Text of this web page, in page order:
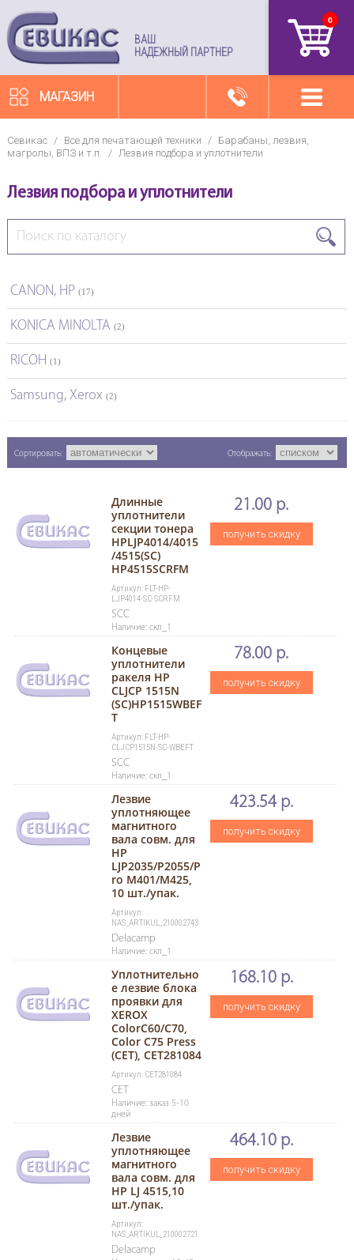
ВАШ
НАДЕЖНЫЙ ПАРТНЕР
0
МАГАЗИН
Севикас / Все для печатающей техники /
Барабаны, лезвия,
магролы, ВПЗ и т.п. / Лезвия подбора и уплотнители
Лезвия подбора и уплотнители
CANON, HP(17)
KONICA MINOLTA(2)
RICOH(1)
Samsung, Xerox(2)
Сортировать: Отображать:
Длинные
уплотнители
секции тонера
НРLJP4014/4015
/4515(SC)
HP4515SCRFM
Артикул: FLT-HP-
LJP4014-SC-SCRFM
SCC
Наличие: скл_1
21.00 р.
получить скидку
Концевые
уплотнители
ракеля HP
CLJСР 1515N
(SC)HР1515WBEF
T
Артикул: FLT-HP-
CLJCP1515N-SC-WBEFT
SCC
Наличие: скл_1
78.00 р.
получить скидку
Лезвие
уплотняющее
магнитного
вала совм. для
HP
LJP2035/P2055/P
ro M401/M425,
10 шт./упак.
Артикул:
NAS_ARTIKUL_210002743
Delacamp
Наличие: скл_1
423.54 р.
получить скидку
Уплотнительно
е лезвие блока
проявки для
XEROX
ColorC60/C70,
Color C75 Press
(CET), CET281084
Артикул: CET281084
CET
Наличие: заказ 5-10
дней
168.10 р.
получить скидку
Лезвие
уплотняющее
магнитного
вала совм. для
HP LJ 4515,10
шт./упак.
Артикул:
NAS_ARTIKUL_210002721
Delacamp
464.10 р.
получить скидку